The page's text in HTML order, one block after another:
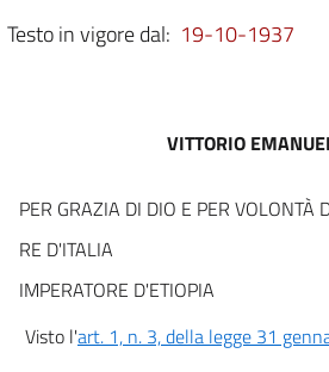
13
17
18
19
21
Testo in vigore dal: 19-10-1937
VITTORIO
PER GRAZIA DI DIO E PER VOLONTÀ
RE D'ITALIA
IMPERATORE D'ETIOPIA
Visto l'art. 1, n. 3, della legge 31